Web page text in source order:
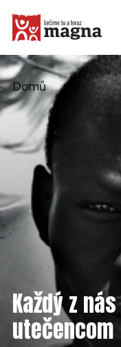
MOJA MAGNA
PRACUJTE S
Domů
Každý z
utečencom